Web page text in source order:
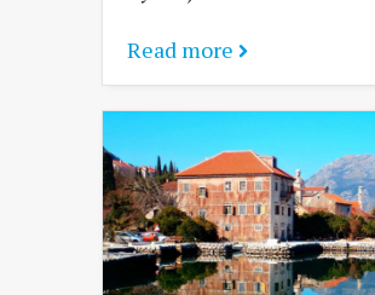
Read more